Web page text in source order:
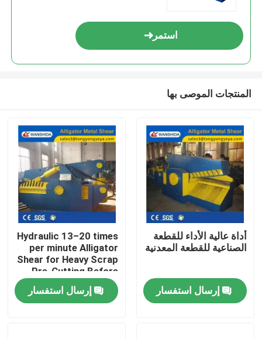
استمر
المنتجات الموصى بها
أداة عالية الأداء للقطعة
الصناعية للقطعة المعدنية
إرسال استفسار
Hydraulic 13–20 times
per minute Alligator
Shear for Heavy Scrap
Pre-Cutting Before
Baling and Furnace
Feedingإرسال استفسار